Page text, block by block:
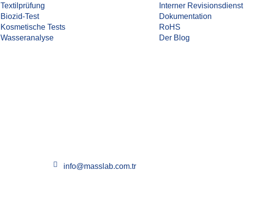
Textilprüfung
Biozid-Test
Kosmetische Tests
Wasseranalyse
Interner Revisionsdienst
Dokumentation
RoHS
Der Blog
info@masslab.com.tr